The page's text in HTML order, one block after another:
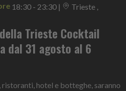
18:30 - 23:30 |
Trieste ,
Trieste Cocktail
dal 31 agosto al 6
hotel e botteghe, saranno